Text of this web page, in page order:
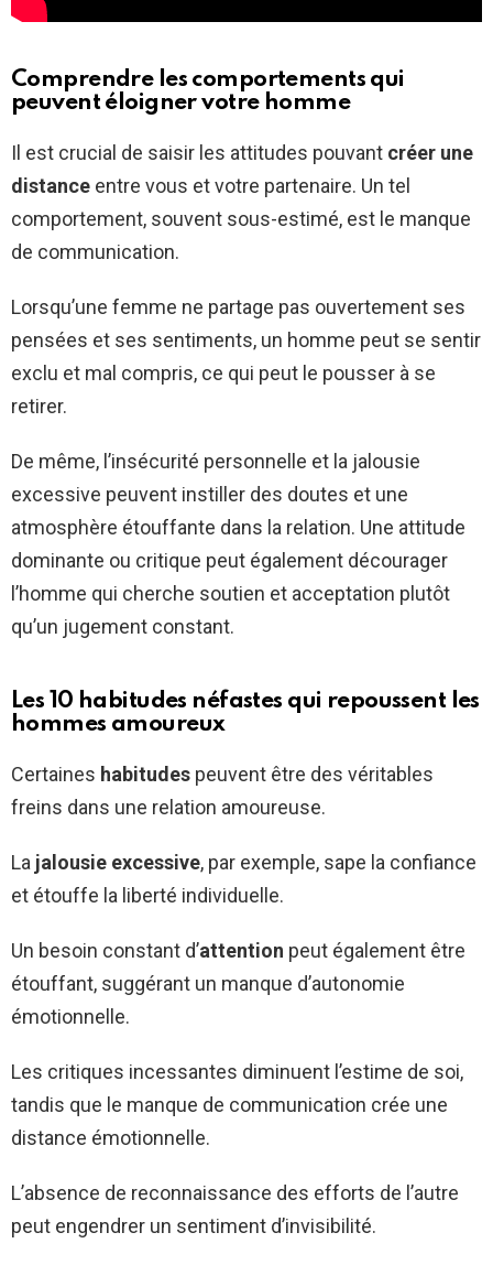
Comprendre les comportements qui
peuvent éloigner votre homme
Il est crucial de saisir les attitudes pouvant créer une
distance entre vous et votre partenaire. Un tel
comportement, souvent sous-estimé, est le manque
de communication.
Lorsqu’une femme ne partage pas ouvertement ses
pensées et ses sentiments, un homme peut se sentir
exclu et mal compris, ce qui peut le pousser à se
retirer.
De même, l’insécurité personnelle et la jalousie
excessive peuvent instiller des doutes et une
atmosphère étouffante dans la relation. Une attitude
dominante ou critique peut également décourager
l’homme qui cherche soutien et acceptation plutôt
qu’un jugement constant.
Les 10 habitudes néfastes qui repoussent les
hommes amoureux
Certaines habitudes peuvent être des véritables
freins dans une relation amoureuse.
La jalousie excessive, par exemple, sape la confiance
et étouffe la liberté individuelle.
Un besoin constant d’attention peut également être
étouffant, suggérant un manque d’autonomie
émotionnelle.
Les critiques incessantes diminuent l’estime de soi,
tandis que le manque de communication crée une
distance émotionnelle.
L’absence de reconnaissance des efforts de l’autre
peut engendrer un sentiment d’invisibilité.